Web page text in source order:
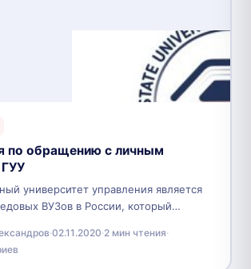
по обращению с личным
университет управления является
ВУЗов в России, который
Москве. Официально он федеральный
свою работу в…
·02.11.2020·2 мин чтения·